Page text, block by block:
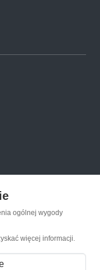
ogólnej wygody
więcej informacji.